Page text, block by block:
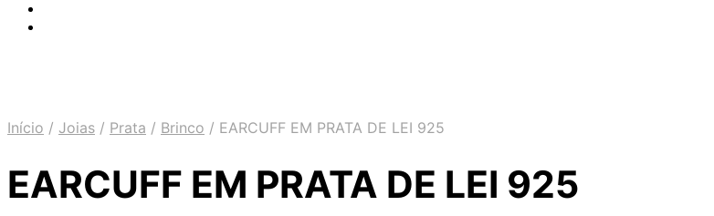
Início / Joias / Prata / Brinco / EARCUFF EM PRATA DE LEI 925
EARCUFF EM PRATA DE LEI 925